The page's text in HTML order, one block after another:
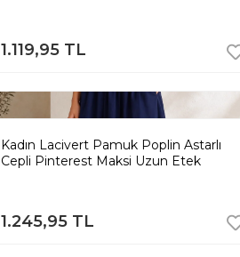
1.119,95 TL
Kadın Lacivert Pamuk Poplin Astarlı
Cepli Pinterest Maksi Uzun Etek
1.245,95 TL